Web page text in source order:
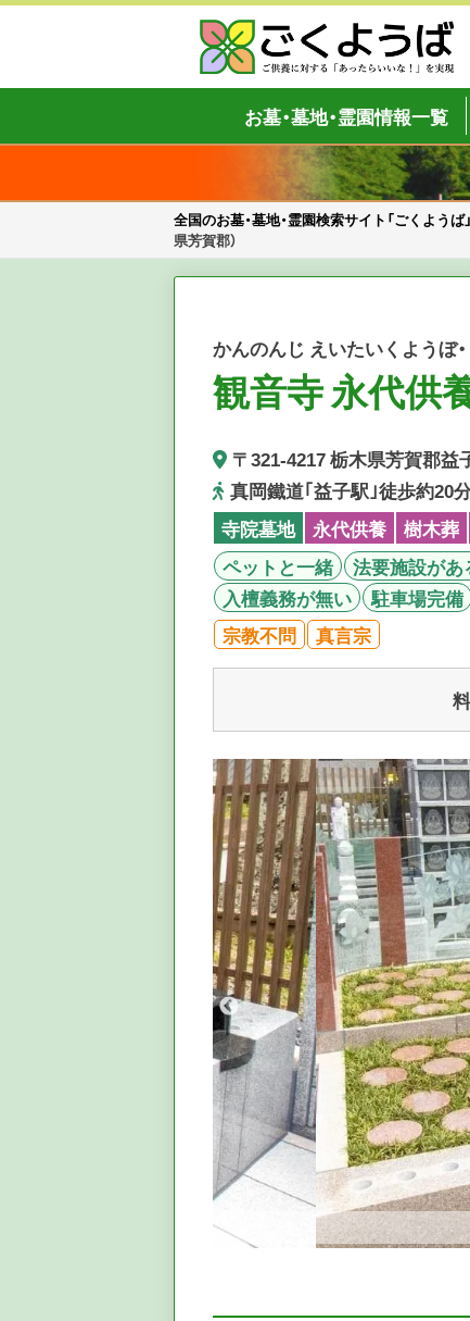
Skip
全国のお墓・墓地・霊園検索サイト
ご供養をもっと身近に
お墓・墓地・霊園情報一覧
全国のお墓・墓地・霊園検索サイト「ごくようば」
県芳賀郡）
かんのんじ えいたいくようぼ
観音寺 永代供
〒321-4217 栃木県芳賀郡益
真岡鐵道｢益子駅｣徒歩約20
寺院墓地 永代供養 樹木葬
ペットと一緒
法要施設があ
入檀義務が無い
駐車場完備
宗教不問
真言宗